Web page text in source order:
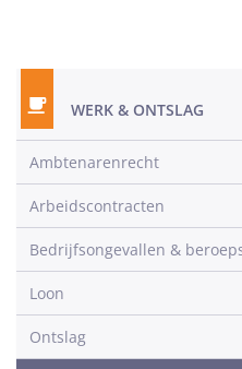
WERK & ONTSLAG
Ambtenarenrecht
Arbeidscontracten
Bedrijfsongevallen &
Loon
Ontslag